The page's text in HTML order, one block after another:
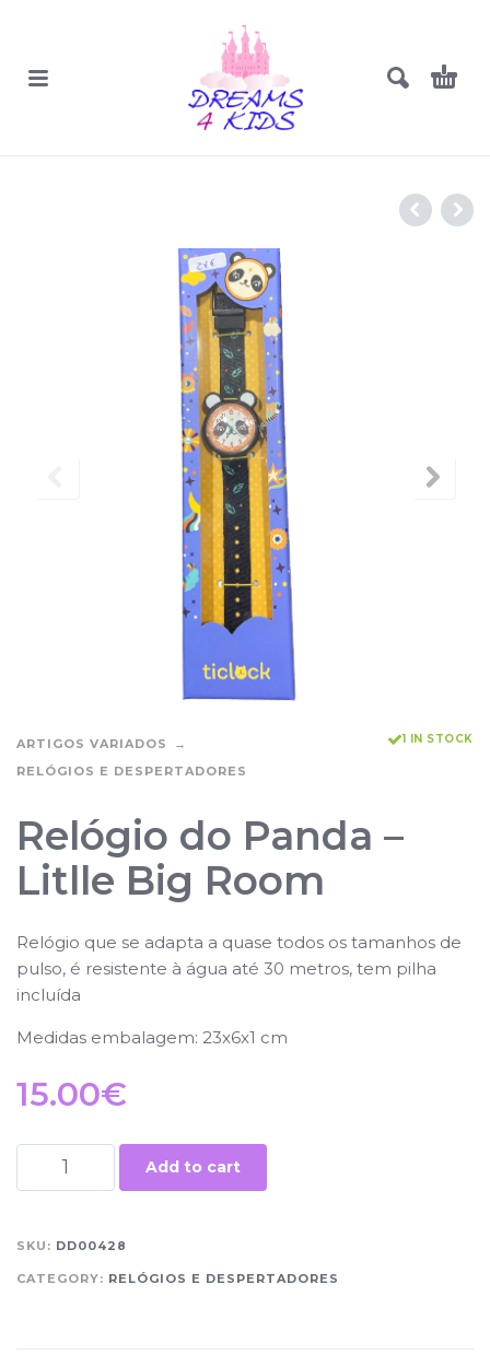
ARTIGOS VARIADOS
RELÓGIOS E DESPERTADORES
1 IN STOCK
Relógio do Panda –
Litlle Big Room
Relógio que se adapta a quase todos os tamanhos de
pulso, é resistente à água até 30 metros, tem pilha
incluída
Medidas embalagem: 23x6x1 cm
15.00€
Add to cart
SKU: DD00428
CATEGORY: RELÓGIOS E DESPERTADORES